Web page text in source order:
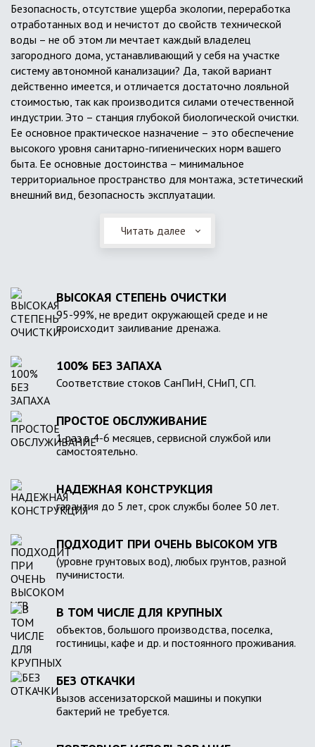
Безопасность, отсутствие ущерба экологии, переработка
отработанных вод и нечистот до свойств технической
воды – не об этом ли мечтает каждый владелец
загородного дома, устанавливающий у себя на участке
систему автономной канализации? Да, такой вариант
действенно имеется, и отличается достаточно лояльной
стоимостью, так как производится силами отечественной
индустрии. Это – станция глубокой биологической очистки.
Ее основное практическое назначение – это обеспечение
высокого уровня санитарно-гигиенических норм вашего
быта. Ее основные достоинства – минимальное
территориальное пространство для монтажа, эстетический
внешний вид, безопасность эксплуатации.
Читать далее
ВЫСОКАЯ СТЕПЕНЬ ОЧИСТКИ
95-99%, не вредит окружающей среде и не
происходит заиливание дренажа.
100% БЕЗ ЗАПАХА
Соответствие стоков СанПиН, СНиП, СП.
ПРОСТОЕ ОБСЛУЖИВАНИЕ
1 раз в 4-6 месяцев, сервисной службой или
самостоятельно.
НАДЕЖНАЯ КОНСТРУКЦИЯ
гарантия до 5 лет, срок службы более 50 лет.
ПОДХОДИТ ПРИ ОЧЕНЬ ВЫСОКОМ УГВ
(уровне грунтовых вод), любых грунтов, разной
пучинистости.
В ТОМ ЧИСЛЕ ДЛЯ КРУПНЫХ
объектов, большого производства, поселка,
гостиницы, кафе и др. и постоянного проживания.
БЕЗ ОТКАЧКИ
вызов ассенизаторской машины и покупки
бактерий не требуется.